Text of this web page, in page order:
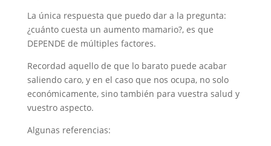
La única respuesta que puedo dar a la pregunta:
¿cuánto cuesta un aumento mamario?, es que
DEPENDE de múltiples factores.
Recordad aquello de que lo barato puede acabar
saliendo caro, y en el caso que nos ocupa, no solo
económicamente, sino también para vuestra salud y
vuestro aspecto.
Algunas referencias: